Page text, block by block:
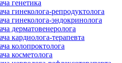
генетика
гинеколога-репродуктолога
гинеколога-эндокринолога
дерматовенеролога
кардиолога-терапевта
колопроктолога
косметолога